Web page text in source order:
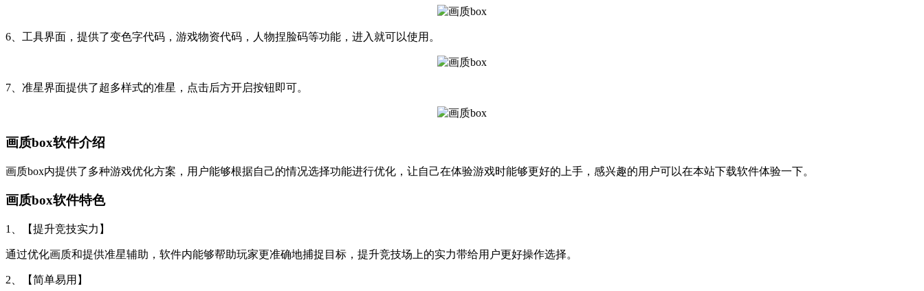
6、工具界面，提供了变色字代码，游戏物资代码，人物捏脸码等功能，进入就可以使用。
7、准星界面提供了超多样式的准星，点击后方开启按钮即可。
画质box软件介绍
画质box内提供了多种游戏优化方案，用户能够根据自己的情况选择功能进行优化，让自己在体验游戏时能够更好的上手，感兴趣的用户可以在本站下载软件体验一下。
画质box软件特色
1、【提升竞技实力】
通过优化画质和提供准星辅助，软件内能够帮助玩家更准确地捕捉目标，提升竞技场上的实力带给用户更好操作选择。
2、【简单易用】